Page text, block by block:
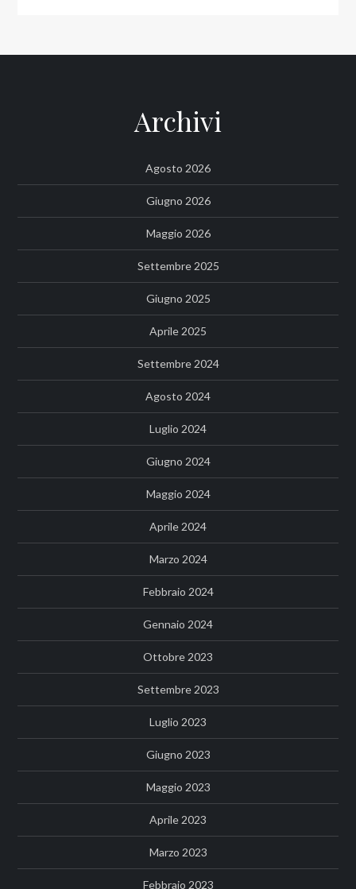
Archivi
Agosto 2026
Giugno 2026
Maggio 2026
Settembre 2025
Giugno 2025
Aprile 2025
Settembre 2024
Agosto 2024
Luglio 2024
Giugno 2024
Maggio 2024
Aprile 2024
Marzo 2024
Febbraio 2024
Gennaio 2024
Ottobre 2023
Settembre 2023
Luglio 2023
Giugno 2023
Maggio 2023
Aprile 2023
Marzo 2023
Febbraio 2023